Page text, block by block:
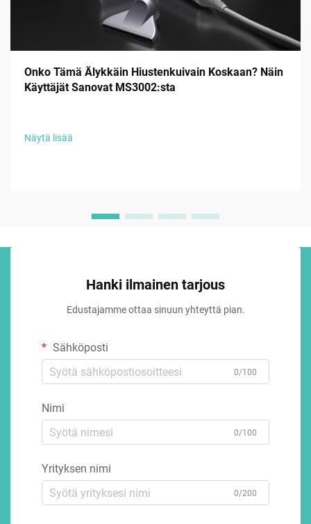
Onko Tämä Älykkäin Hiustenkuivain Koskaan? Näin
Käyttäjät Sanovat MS3002:sta
Näytä lisää
Hanki ilmainen tarjous
Edustajamme ottaa sinuun yhteyttä pian.
Sähköposti
0/100
Nimi
0/100
Yrityksen nimi
0/200